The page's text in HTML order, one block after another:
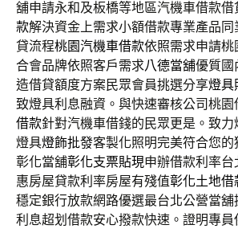
舖申請永和及板橋等地區汽機車借款借
款解決資金上需求小額借款專業產品
貸流程桃園汽機車借款依照需求申請
合會品牌依照客戶需求八德當舖優質國
造借貸額度方案民眾會員挑選分享燈具
致燈具利息融資。與快速審核公司桃園
借款針對汽機車借錢的民眾更是。致
燈具燈飾批發客製化照明完美符合您的
彰化當舖彰化支票貼現申辦借款利率
惠房屋貸款利率房屋有殘值彰化土地借
穩定銀行放款網路優選最台北公營當舖
利息超划借款安心撥款快速。證明專